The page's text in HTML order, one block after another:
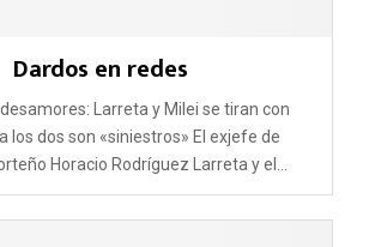
Dardos en redes
Larreta y Milei se tiran con
los dos son «siniestros» El exjefe de
Horacio Rodríguez Larreta y el...